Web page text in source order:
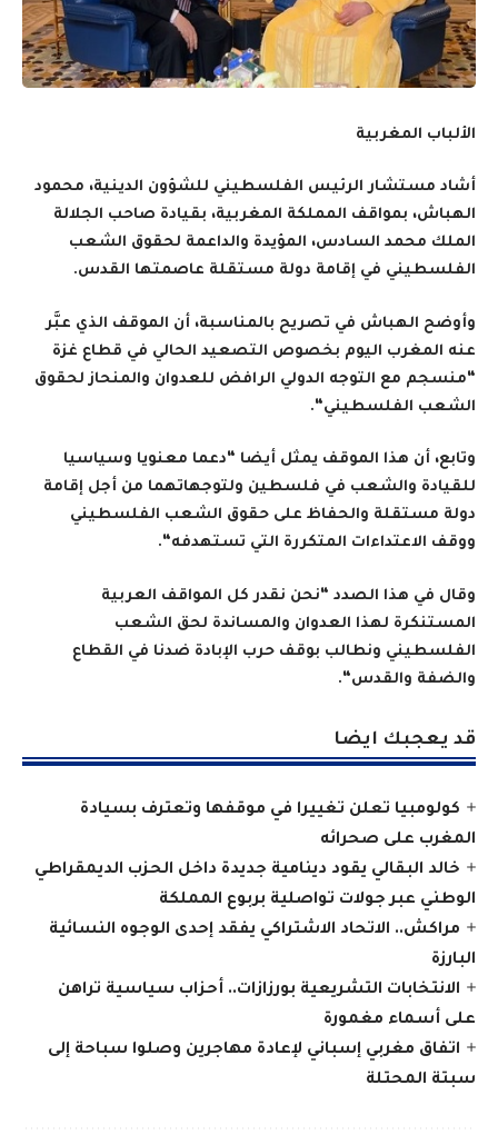
الألباب المغربية
أشاد مستشار الرئيس الفلسطيني للشؤون الدينية، محمود
الهباش، بمواقف المملكة المغربية، بقيادة صاحب الجلالة
الملك محمد السادس، المؤيدة والداعمة لحقوق الشعب
الفلسطيني في إقامة دولة مستقلة عاصمتها القدس.
وأوضح الهباش في تصريح بالمناسبة، أن الموقف الذي عبَّر
عنه المغرب اليوم بخصوص التصعيد الحالي في قطاع غزة
“منسجم مع التوجه الدولي الرافض للعدوان والمنحاز لحقوق
الشعب الفلسطيني“.
وتابع، أن هذا الموقف يمثل أيضا “دعما معنويا وسياسيا
للقيادة والشعب في فلسطين ولتوجهاتهما من أجل إقامة
دولة مستقلة والحفاظ على حقوق الشعب الفلسطيني
ووقف الاعتداءات المتكررة التي تستهدفه“.
وقال في هذا الصدد “نحن نقدر كل المواقف العربية
المستنكرة لهذا العدوان والمساندة لحق الشعب
الفلسطيني ونطالب بوقف حرب الإبادة ضدنا في القطاع
والضفة والقدس“.
قد يعجبك ايضا
كولومبيا تعلن تغييرا في موقفها وتعترف بسيادة
المغرب على صحرائه
خالد البقالي يقود دينامية جديدة داخل الحزب الديمقراطي
الوطني عبر جولات تواصلية بربوع المملكة
مراكش.. الاتحاد الاشتراكي يفقد إحدى الوجوه النسائية
البارزة
الانتخابات التشريعية بورزازات.. أحزاب سياسية تراهن
على أسماء مغمورة
اتفاق مغربي إسباني لإعادة مهاجرين وصلوا سباحة إلى
سبتة المحتلة